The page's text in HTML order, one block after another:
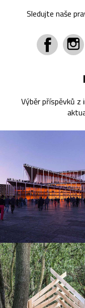
Sledujte naše
Výběr příspěvků